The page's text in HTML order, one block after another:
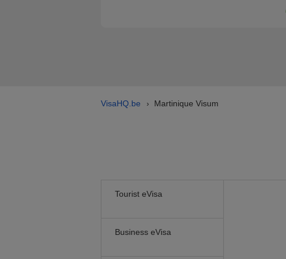
VisaHQ.be › Martinique Visum
Tourist eVisa
Business eVisa